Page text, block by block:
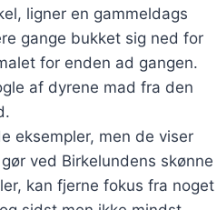
ligner en gammeldags
gange bukket sig ned for
for enden ad gangen.
af dyrene mad fra den
eksempler, men de viser
ved Birkelundens skønne
kan fjerne fokus fra noget